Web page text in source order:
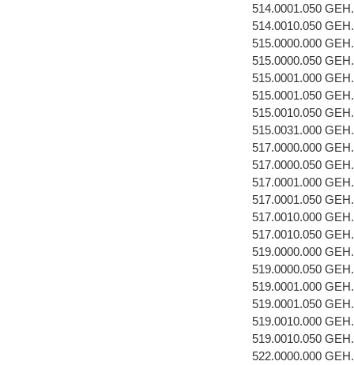
514.0001.050
514.0010.050
515.0000.000
515.0000.050
515.0001.000
515.0001.050
515.0010.050
515.0031.000
517.0000.000
517.0000.050
517.0001.000
517.0001.050
517.0010.000
517.0010.050
519.0000.000
519.0000.050
519.0001.000
519.0001.050
519.0010.000
519.0010.050
522.0000.000